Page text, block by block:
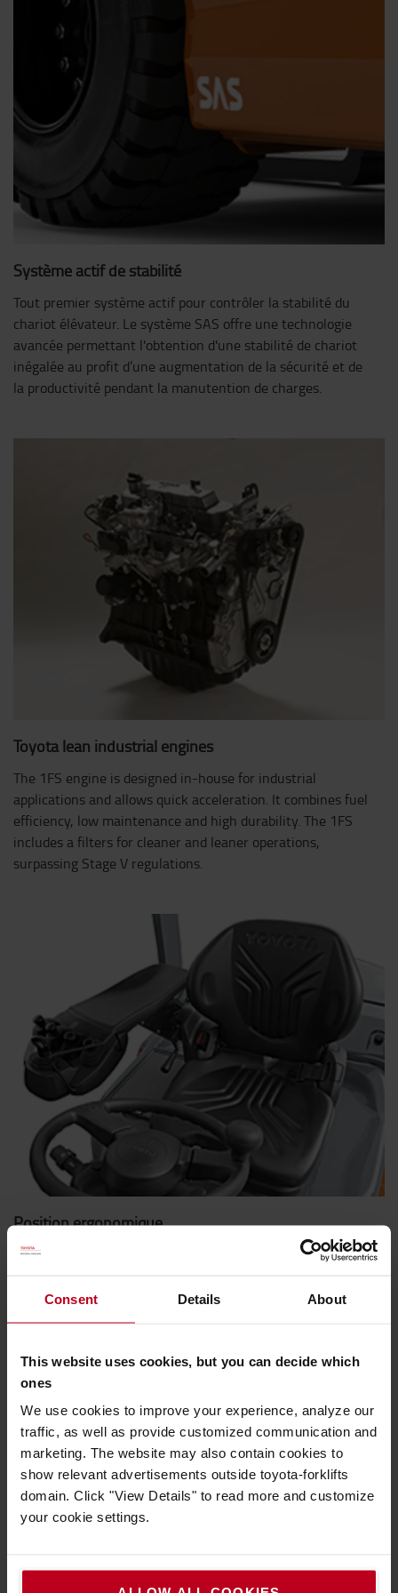
Consent Details About
This website uses cookies, but you can decide which
ones
We use cookies to improve your experience, analyze our
traffic, as well as provide customized communication and
marketing. The website may also contain cookies to
show relevant advertisements outside toyota-forklifts
domain. Click "View Details" to read more and customize
your cookie settings.
Système actif de stabilité
Tout premier système actif pour contrôler la stabilité du
chariot élévateur. Le système SAS offre une technologie
avancée permettant l'obtention d'une stabilité de chariot
inégalée au profit d’une augmentation de la sécurité et de
la productivité pendant la manutention de charges.
Toyota lean industrial engines
The 1FS engine is designed in-house for industrial
applications and allows quick acceleration. It combines fuel
efficiency, low maintenance and high durability. The 1FS
includes a filters for cleaner and leaner operations,
surpassing Stage V regulations.
Position ergonomique
Le siège complètement réglable avec renforts latéraux et
colonne de direction réglable permettent à chaque cariste
de bénéficier d’un confort très ergonomique.